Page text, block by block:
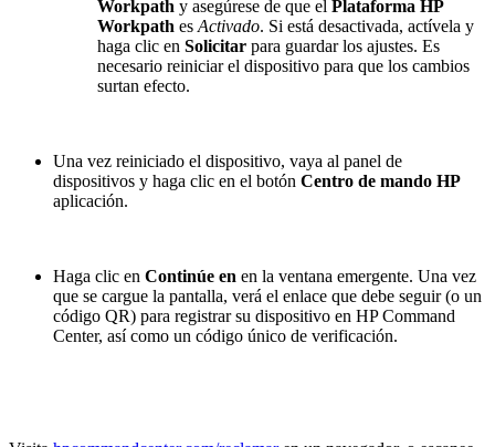
Workpath y asegúrese de que el Plataforma HP
Workpath es Activado. Si está desactivada, actívela y
haga clic en Solicitar para guardar los ajustes. Es
necesario reiniciar el dispositivo para que los cambios
surtan efecto.
Una vez reiniciado el dispositivo, vaya al panel de
dispositivos y haga clic en el botón Centro de mando HP
aplicación.
Haga clic en Continúe en en la ventana emergente. Una vez
que se cargue la pantalla, verá el enlace que debe seguir (o un
código QR) para registrar su dispositivo en HP Command
Center, así como un código único de verificación.